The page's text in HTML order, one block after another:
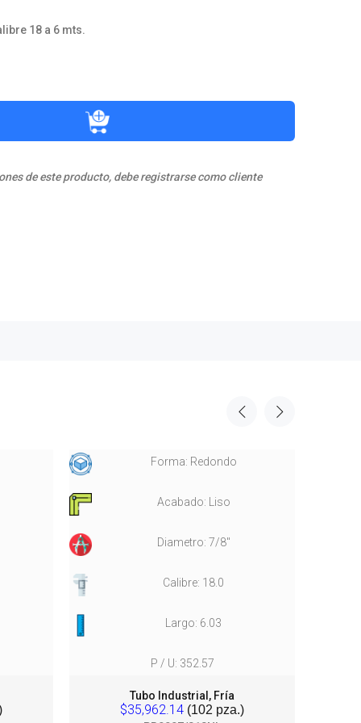
18 a 6 mts.
de este producto, debe registrarse como cliente
Forma: Redondo
Acabado: Liso
Diametro: 7/8"
Calibre: 18.0
Largo: 6.03
P / U: 352.57
Tubo Industrial, Fría
$35,962.14 (102 pza.)